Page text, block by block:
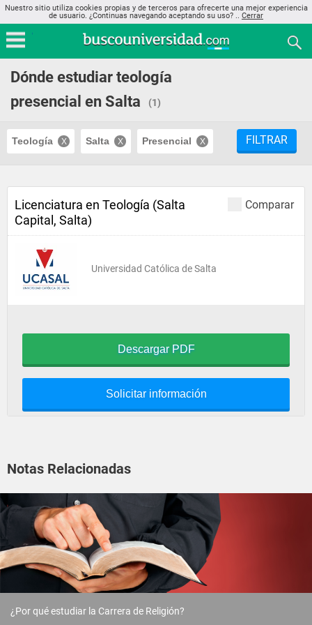
Nuestro sitio utiliza cookies propias y de terceros para ofrecerte una mejor experiencia
de usuario. ¿Continuas navegando aceptando su uso? .. Cerrar
Dónde estudiar teología
presencial en Salta
(1)
Teología Salta Presencial FILTRAR
Comparar
Licenciatura en Teología (Salta
Capital, Salta)
Universidad Católica de Salta
Descargar PDF
Solicitar información
Notas Relacionadas
¿Por qué estudiar la Carrera de Religión?